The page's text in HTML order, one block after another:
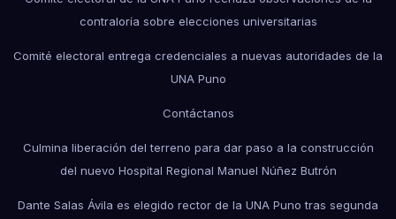
contraloría sobre elecciones universitarias
Comité electoral entrega credenciales a nuevas autoridades de la
UNA Puno
Contáctanos
Culmina liberación del terreno para dar paso a la construcción
del nuevo Hospital Regional Manuel Núñez Butrón
Dante Salas Ávila es elegido rector de la UNA Puno tras segunda